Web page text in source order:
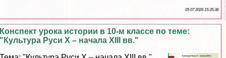
05 07 2026 15:35:38
Конспект урока истории в 10-м классе по теме:
"Культура Руси Х – начала XIII вв."